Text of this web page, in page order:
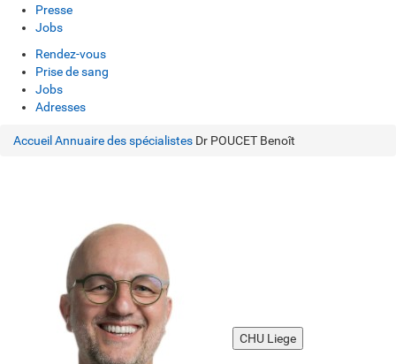
Presse
Jobs
Rendez-vous
Prise de sang
Jobs
Adresses
Accueil Annuaire des spécialistes Dr POUCET Benoît
CHU Liege